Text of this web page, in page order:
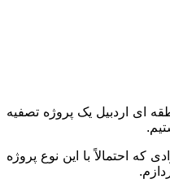
ای اردبیل یک پروژه تصفیه
که احتمالاً با این نوع پروژه